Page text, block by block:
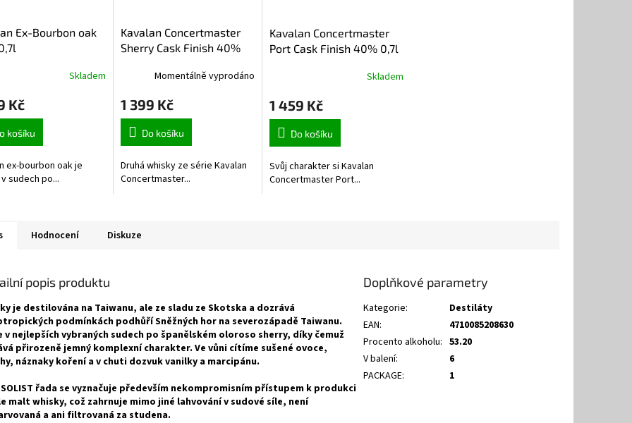
Ex-Bourbon oak
Skladem
Kč
košíku
ex-bourbon oak je
sudech po...
Kavalan Concertmaster
Sherry Cask Finish 40%
Momentálně vyprodáno
1 399 Kč
Do košíku
Druhá whisky ze série Kavalan
Concertmaster...
Kavalan Concertmaster
Port Cask Finish 40% 0,7l
Skladem
1 459 Kč
Do košíku
Svůj charakter si Kavalan
Concertmaster Port...
Hodnocení Diskuze
popis produktu
je destilována na Taiwanu, ale ze sladu ze Skotska a dozrává
podmínkách podhůří Sněžných hor na severozápadě Taiwanu.
v nejlepších vybraných sudech po španělském oloroso sherry, díky čemuž
přirozeně jemný komplexní charakter. Ve vůni cítíme sušené ovoce,
náznaky koření a v chuti dozvuk vanilky a marcipánu.
SOLIST řada se vyznačuje především nekompromisním přístupem k produkci
malt whisky, což zahrnuje mimo jiné lahvování v sudové síle, není
a ani filtrovaná za studena.
Doplňkové parametry
Kategorie:
Destiláty
EAN:
4710085208630
Procento alkoholu: 53.20
V balení:
6
PACKAGE: 1